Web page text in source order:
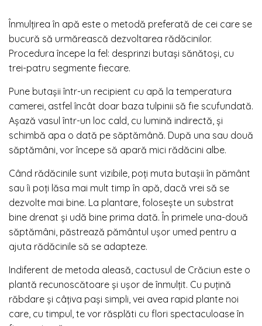
Înmulțirea în apă este o metodă preferată de cei care se
bucură să urmărească dezvoltarea rădăcinilor.
Procedura începe la fel: desprinzi butași sănătoși, cu
trei-patru segmente fiecare.
Pune butașii într-un recipient cu apă la temperatura
camerei, astfel încât doar baza tulpinii să fie scufundată.
Așază vasul într-un loc cald, cu lumină indirectă, și
schimbă apa o dată pe săptămână. După una sau două
săptămâni, vor începe să apară mici rădăcini albe.
Când rădăcinile sunt vizibile, poți muta butașii în pământ
sau îi poți lăsa mai mult timp în apă, dacă vrei să se
dezvolte mai bine. La plantare, folosește un substrat
bine drenat și udă bine prima dată. În primele una-două
săptămâni, păstrează pământul ușor umed pentru a
ajuta rădăcinile să se adapteze.
Indiferent de metoda aleasă, cactusul de Crăciun este o
plantă recunoscătoare și ușor de înmulțit. Cu puțină
răbdare și câțiva pași simpli, vei avea rapid plante noi
care, cu timpul, te vor răsplăti cu flori spectaculoase în